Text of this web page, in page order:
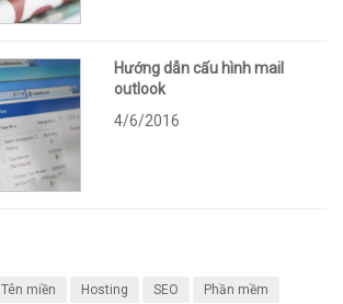
Hướng dẫn cấu hình mail
outlook
4/6/2016
Tên miền Hosting SEO Phần mềm